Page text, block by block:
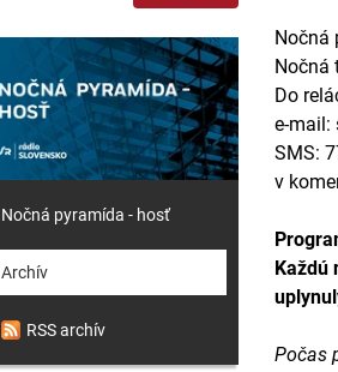
Nočná
Nočná
Do
e-mail:
SMS:
v
Každú
Počas
Nočná pyramída - hosť
Archív
RSS archív